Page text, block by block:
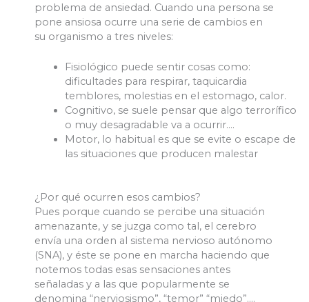
problema de ansiedad. Cuando una persona se
pone ansiosa ocurre una serie de cambios en
su organismo a tres niveles:
Fisiológico puede sentir cosas como:
dificultades para respirar, taquicardia
temblores, molestias en el estomago, calor.
Cognitivo, se suele pensar que algo terrorífico
o muy desagradable va a ocurrir….
Motor, lo habitual es que se evite o escape de
las situaciones que producen malestar
¿Por qué ocurren esos cambios?
Pues porque cuando se percibe una situación
amenazante, y se juzga como tal, el cerebro
envía una orden al sistema nervioso autónomo
(SNA), y éste se pone en marcha haciendo que
notemos todas esas sensaciones antes
señaladas y a las que popularmente se
denomina “nerviosismo”, “temor” “miedo”….